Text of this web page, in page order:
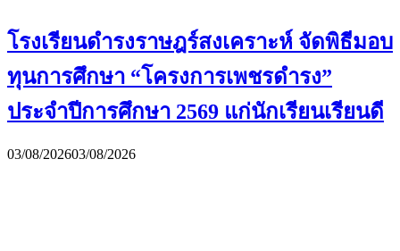
โรงเรียนดำรงราษฎร์สงเคราะห์ จัดพิธีมอบ
ทุนการศึกษา “โครงการเพชรดำรง”
ประจำปีการศึกษา 2569 แก่นักเรียนเรียนดี
03/08/202603/08/2026